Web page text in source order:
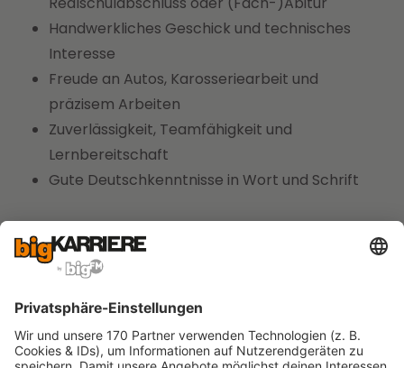
Handwerkliches Geschick und technisches
Interesse
Freude an Autos, Karosseriearbeit und
präzisem Arbeiten
Zuverlässigkeit, Teamfähigkeit und
Lernbereitschaft
Gute Deutschkenntnisse in Wort und Schrift
JETZT HIER BEWERBEN